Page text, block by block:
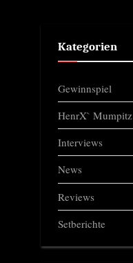
Kategorien
Gewinnspiel
HenrX` Mumpitz
Interviews
News
Reviews
Setberichte